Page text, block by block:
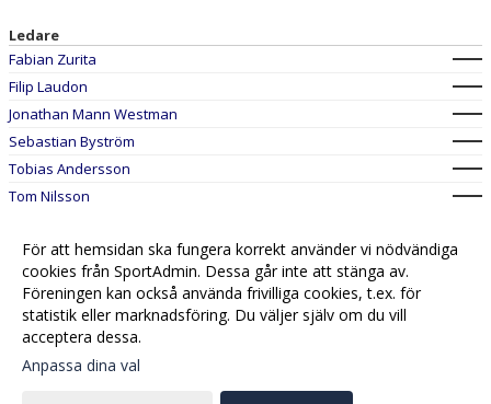
Ledare
Fabian Zurita
Filip Laudon
Jonathan Mann Westman
Sebastian Byström
Tobias Andersson
Tom Nilsson
För att hemsidan ska fungera korrekt använder vi nödvändiga
cookies från SportAdmin. Dessa går inte att stänga av.
Föreningen kan också använda frivilliga cookies, t.ex. för
statistik eller marknadsföring. Du väljer själv om du vill
acceptera dessa.
Anpassa dina val